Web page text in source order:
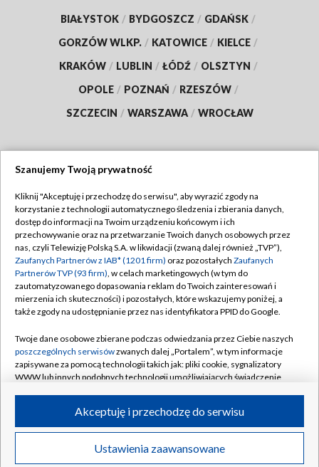
BIAŁYSTOK / BYDGOSZCZ / GDAŃSK /
GORZÓW WLKP. / KATOWICE / KIELCE /
KRAKÓW / LUBLIN / ŁÓDŹ / OLSZTYN /
OPOLE / POZNAŃ / RZESZÓW /
SZCZECIN / WARSZAWA / WROCŁAW
TVP
Abonament TVP
Emisja w TVP
Centrum informacji TVP
Naziemna Telewizja Cyfrowa
Rada Programowa
System NOS
Informacje o nadawcy
Program dla prasy
Ogłoszenie przetargowe
Regulamin TVP
Polityka prywatności
Moje zgody
Pomoc
Kontakt
Kanały
©2026 Telewizja Polska S.A. w likwidacji
Szanujemy Twoją prywatność
Kliknij "Akceptuję i przechodzę do serwisu", aby wyrazić zgody na
korzystanie z technologii automatycznego śledzenia i zbierania danych,
dostęp do informacji na Twoim urządzeniu końcowym i ich
przechowywanie oraz na przetwarzanie Twoich danych osobowych przez
nas, czyli Telewizję Polską S.A. w likwidacji (zwaną dalej również „TVP”),
Zaufanych Partnerów z IAB* (1201 firm) oraz pozostałych Zaufanych
Partnerów TVP (93 firm), w celach marketingowych (w tym do
zautomatyzowanego dopasowania reklam do Twoich zainteresowań i
mierzenia ich skuteczności) i pozostałych, które wskazujemy poniżej, a
także zgody na udostępnianie przez nas identyfikatora PPID do Google.
Twoje dane osobowe zbierane podczas odwiedzania przez Ciebie naszych
poszczególnych serwisówzwanych dalej „Portalem”, w tym informacje
zapisywane za pomocą technologii takich jak: pliki cookie, sygnalizatory
WWW lub innych podobnych technologii umożliwiających świadczenie
ruchu w Internecie.
Twoje dane osobowe zbierane podczas odwiedzania przez Ciebie
poszczególnych serwisówna Portalu, takie jak adresy IP, identyfikatory
Ustawienia zaawansowane
Akceptuję i przechodzę do serwisu